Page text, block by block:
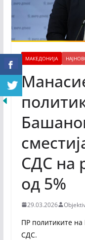
МАКЕДОНИЈА
СДС на
од 5%
29.03.2026
ПР политиките
СДС.